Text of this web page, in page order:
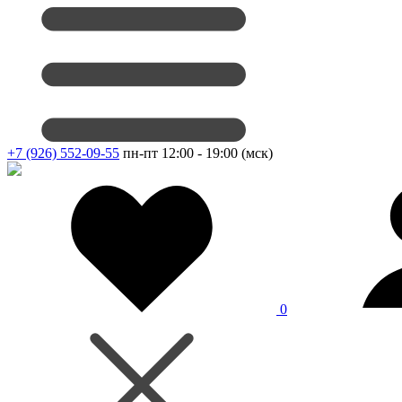
+7 (926) 552-09-55 пн-пт 12:00 - 19:00 (мск)
0